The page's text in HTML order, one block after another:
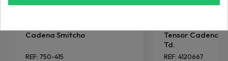
Cadena Smitcho
REF: 750-415
Tensor Cadena
Td.
REF: 4120667